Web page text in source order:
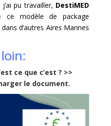
pu travailler, DestiMED
modèle de package
d’autres Aires Marines
ce que c’est ? >>
le document.